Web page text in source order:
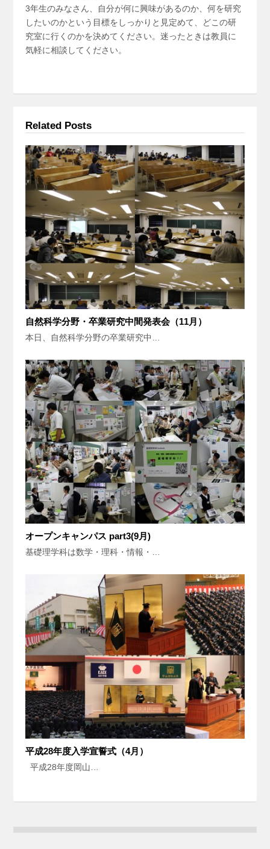
3年生のみなさん、自分が何に興味があるのか、何を研究
したいのかという目標をしっかりと見定めて、どこの研
究室に行くのかを決めてください。迷ったときは教員に
気軽に相談してください。
Related Posts
自然科学分野・卒業研究中間発表会（11月）
本日、自然科学分野の卒業研究中…
オープンキャンパス part3(9月)
基礎理学科は数学・理科・情報・…
平成28年度入学宣誓式（4月）
平成28年度岡山…